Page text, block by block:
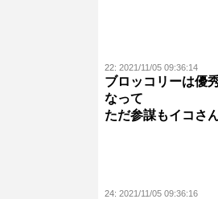
22: 2021/11/05 09:36:14
ブロッコリーは優
なって
ただ参謀もイコさ
24: 2021/11/05 09:36:16